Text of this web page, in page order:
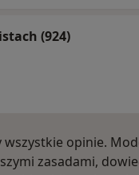
(924)
wszystkie opinie.
zasadami,